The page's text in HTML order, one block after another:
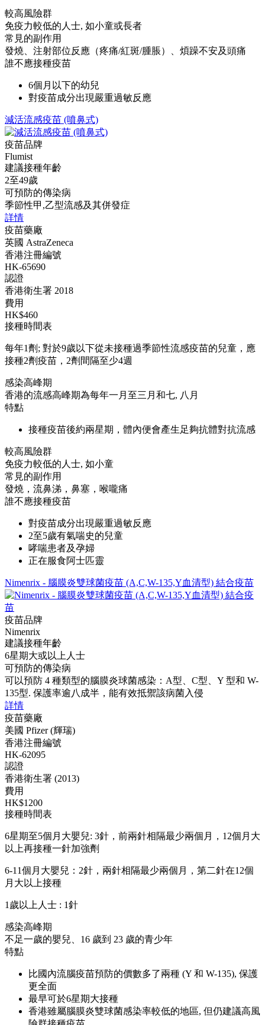
較高風險群
免疫力較低的人士, 如小童或長者
常見的副作用
發燒、注射部位反應（疼痛/紅斑/腫脹）、煩躁不安及頭痛
誰不應接種疫苗
6個月以下的幼兒
對疫苗成分出現嚴重過敏反應
減活流感疫苗 (噴鼻式)
疫苗品牌
Flumist
建議接種年齡
2至49歲
可預防的傳染病
季節性甲,乙型流感及其併發症
詳情
疫苗藥廠
英國 AstraZeneca
香港注冊編號
HK-65690
認證
香港衛生署 2018
費用
HK$460
接種時間表
每年1劑; 對於9歲以下從未接種過季節性流感疫苗的兒童，應
接種2劑疫苗，2劑間隔至少4週
感染高峰期
香港的流感高峰期為每年一月至三月和七, 八月
特點
接種疫苗後約兩星期，體內便會產生足夠抗體對抗流感
較高風險群
免疫力較低的人士, 如小童
常見的副作用
發燒，流鼻涕，鼻塞，喉嚨痛
誰不應接種疫苗
對疫苗成分出現嚴重過敏反應
2至5歲有氣喘史的兒童
哮喘患者及孕婦
正在服食阿士匹靈
Nimenrix - 腦膜炎雙球菌疫苗 (A,C,W-135,Y血清型) 結合疫苗
疫苗品牌
Nimenrix
建議接種年齡
6星期大或以上人士
可預防的傳染病
可以預防 4 種類型的腦膜炎球菌感染：A型、C型、Y 型和 W-
135型. 保護率逾八成半，能有效抵禦該病菌入侵
詳情
疫苗藥廠
美國 Pfizer (輝瑞)
香港注冊編號
HK-62095
認證
香港衛生署 (2013)
費用
HK$1200
接種時間表
6星期至5個月大嬰兒: 3針，前兩針相隔最少兩個月，12個月大
以上再接種一針加強劑
6-11個月大嬰兒：2針，兩針相隔最少兩個月，第二針在12個
月大以上接種
1歲以上人士 : 1針
感染高峰期
不足一歲的嬰兒、16 歲到 23 歲的青少年
特點
比國內流腦疫苗預防的價數多了兩種 (Y 和 W-135), 保護
更全面
最早可於6星期大接種
香港雖屬腦膜炎雙球菌感染率較低的地區, 但仍建議高風